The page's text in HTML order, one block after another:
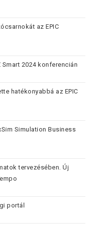
az EPIC
2024 konferencián
hatékonyabbá az EPIC
Simulation Business
tervezésében. Új
portál